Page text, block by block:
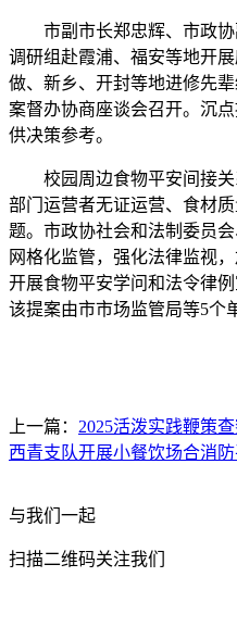
市副市长郑忠辉、市政协
调研组赴霞浦、福安等地开
做、新乡、开封等地进修先
案督办协商座谈会召开。沉
供决策参考。
校园周边食物平安间接关
部门运营者无证运营、食材
题。市政协社会和法制委员
网格化监管，强化法律监视
开展食物平安学问和法令律
该提案由市市场监管局等5个
上一篇： 2025活泼实践鞭策
西青支队开展小餐饮场合消
与我们一起
扫描二维码关注我们